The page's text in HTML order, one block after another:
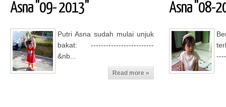
Asna "09- 2013"
Putri Asna sudah mulai unjuk
bakat: -------------------------
&nb...
Read more »
Asna "08-